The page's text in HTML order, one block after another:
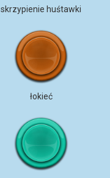
skrzypienie huśtawki
łokieć